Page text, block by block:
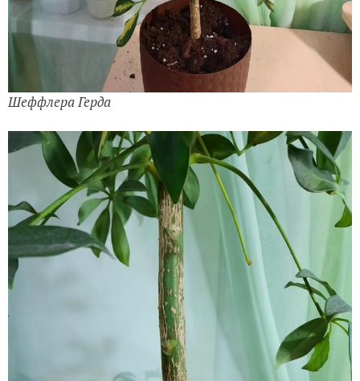
Шеффлера Герда